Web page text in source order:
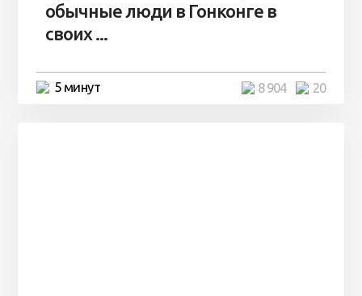
обычные люди в Гонконге в
своих ...
5 минут 20
8 904